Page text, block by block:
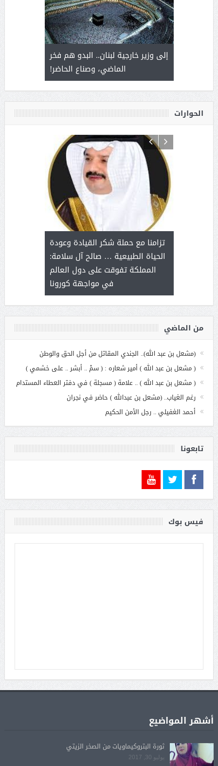
سلمان
إلى وزير خارجية لبنان.. البدو هم فخر
الماضي، وصناع الحاضر!
يحمل
من عشق
الحوارات
مع
بنت
تزامنا مع حملة شكر القيادة وعودة
الحياة الطبيعية … صالح آل سلامة:
المملكة تفوقت على دول العالم
في مواجهة كورونا
هي أساس
من الماضي
(مشعل بن عبد الله).. الجندي المقاتل من أجل الحق والوطن
( مشعل بن عبد الله ) أمير شعاره : ( سمْ .. أبشر .. على خشمي )
( مشعل بن عبد الله ) .. علامة ( مسجلة ) في دفتر العطاء المستدام
رغم الغياب.. (مشعل بن عبدالله ) حاضر في نجران
أحمد الغفيلي .. رجل الأمن الحكيم
تابعونا
فيس بوك
أشهر المواضيع
ثورة البتروكيماويات من الصخر الزيتي
يوليو 30, 2017